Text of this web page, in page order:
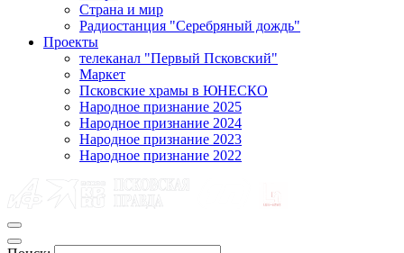
Страна и мир
Радиостанция "Серебряный дождь"
Проекты
телеканал "Первый Псковский"
Маркет
Псковские храмы в ЮНЕСКО
Народное признание 2025
Народное признание 2024
Народное признание 2023
Народное признание 2022